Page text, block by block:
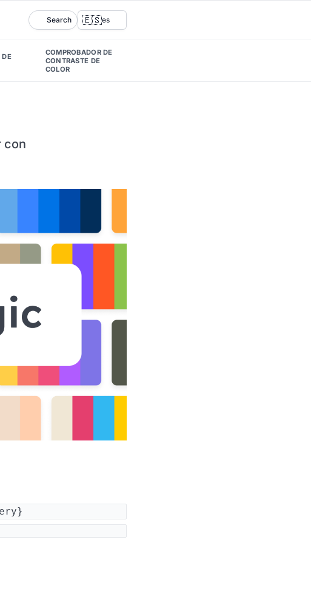
Search 🇪🇸es
DE
COMPROBADOR DE
CONTRASTE DE
COLOR
con